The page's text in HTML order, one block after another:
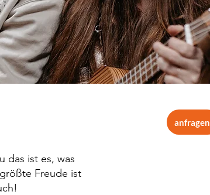
das ist es, was
Freude ist
anfragen